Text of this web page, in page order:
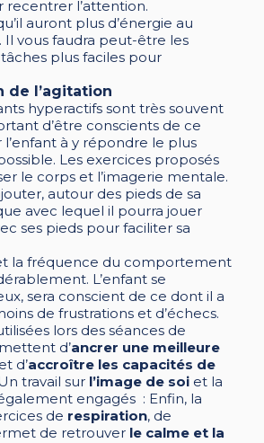
recentrer l’attention.
auront plus d’énergie au
Il vous faudra peut-être les
plus faciles pour
de l’agitation
hyperactifs sont très souvent
d’être conscients de ce
l’enfant à y répondre le plus
Les exercices proposés
le corps et l’imagerie mentale.
autour des pieds de sa
avec lequel il pourra jouer
ses pieds pour faciliter sa
la fréquence du comportement
L’enfant se
sera conscient de ce dont il a
de frustrations et d’échecs.
lors des séances de
d’ancrer une meilleure
et d’accroître les capacités de
travail sur l’image de soi et la
engagés : Enfin, la
de respiration, de
de retrouver le calme et la